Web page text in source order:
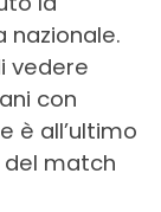
nazionale.
vedere
con
è all’ultimo
match